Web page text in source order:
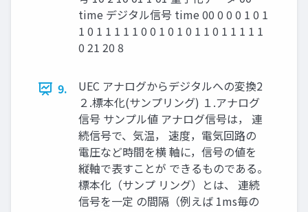
time デジタル信号 time 00 0 0 0 1 0 1
1 0 1 1 1 1 1 0 0 1 0 1 0 1 1 0 1 1 1 1 1
0 21 20 8
9.
UEC アナログからデジタルへの変換2
２.標本化(サンプリング) １.アナログ
信号 サンプル値 アナログ信号は， 連
続信号で、気温， 速度，電気回路の
電圧など時間を横 軸に，信号の値を
縦軸で表すことが できるものである。
標本化（サンプ リング）とは、 連続
信号を一定 の間隔（例えば 1ms毎の